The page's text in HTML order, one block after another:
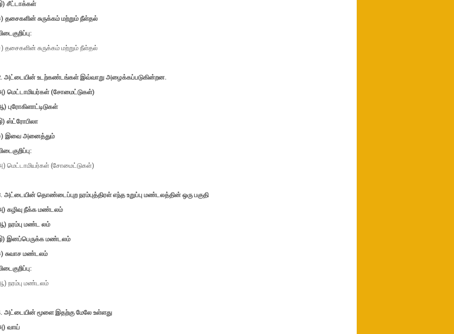
சீட்டாக்கள்
தசைகளின் சுருக்கம் மற்றும் நீள்தல்
தசைகளின் சுருக்கம் மற்றும் நீள்தல்
அட்டையின் உடற்கண்டங்கள் இவ்வாறு அழைக்கப்படுகின்றன.
மெட்டாமியர்கள் (சோமைட்டுகள்)
புரோகிளாட்டிடுகள்
ஸ்ட்ரோபிலா
இவை அனைத்தும்
மெட்டாமியர்கள் (சோமைட்டுகள்)
அட்டையின் தொண்டைப்புற நரம்புத்திரள் எந்த உறுப்பு மண்டலத்தின் ஒரு பகுதி
கழிவு நீக்க மண்டலம்
நரம்பு மண்ட லம்
இனப்பெருக்க மண்டலம்
சுவாச மண்டலம்
நரம்பு மண்டலம்
அட்டையின் மூளை இதற்கு மேலே உள்ளது
வாய்